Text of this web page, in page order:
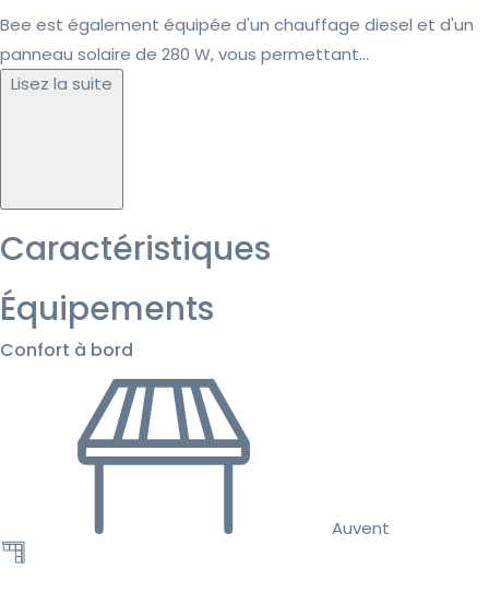
Bee est également équipée d'un chauffage diesel et d'un
panneau solaire de 280 W, vous permettant...
Lisez la suite
Caractéristiques
Équipements
Confort à bord
Auvent